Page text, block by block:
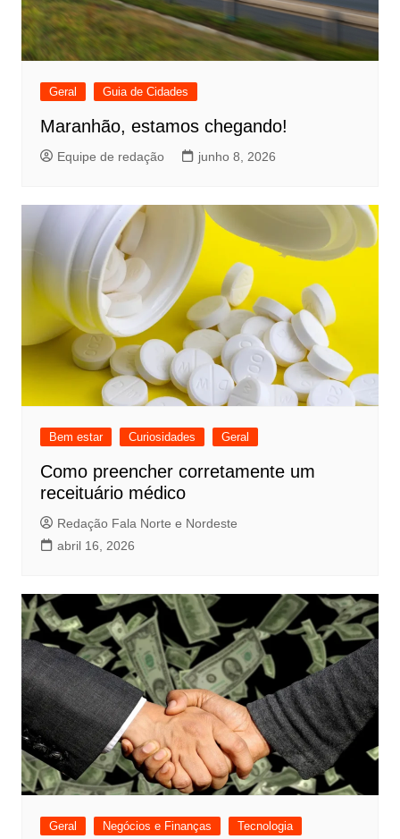
Geral Guia de Cidades
Maranhão, estamos chegando!
Equipe de redação junho 8, 2026
Bem estar Curiosidades Geral
Como preencher corretamente um
receituário médico
Redação Fala Norte e Nordeste
abril 16, 2026
Geral Negócios e Finanças Tecnologia